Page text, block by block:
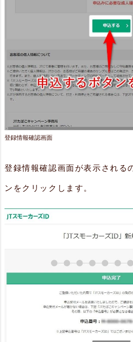
登録情報確認画面
登録情報確認画面が表示される
ンをクリックします。